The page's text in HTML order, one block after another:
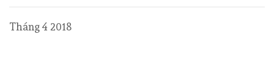
Tháng 4 2018